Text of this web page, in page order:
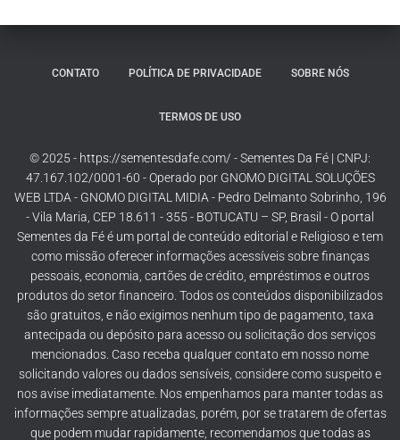
CONTATO POLÍTICA DE PRIVACIDADE SOBRE NÓS
TERMOS DE USO
© 2025 - https://sementesdafe.com/ - Sementes Da Fé | CNPJ:
47.167.102/0001-60 - Operado por GNOMO DIGITAL SOLUÇÕES
WEB LTDA - GNOMO DIGITAL MIDIA - Pedro Delmanto Sobrinho, 196
- Vila Maria, CEP 18.611 - 355 - BOTUCATU – SP, Brasil - O portal
Sementes da Fé é um portal de conteúdo editorial e Religioso e tem
como missão oferecer informações acessíveis sobre finanças
pessoais, economia, cartões de crédito, empréstimos e outros
produtos do setor financeiro. Todos os conteúdos disponibilizados
são gratuitos, e não exigimos nenhum tipo de pagamento, taxa
antecipada ou depósito para acesso ou solicitação dos serviços
mencionados. Caso receba qualquer contato em nosso nome
solicitando valores ou dados sensíveis, considere como suspeito e
nos avise imediatamente. Nos empenhamos para manter todas as
informações sempre atualizadas, porém, por se tratarem de ofertas
que podem mudar rapidamente, recomendamos que todas as